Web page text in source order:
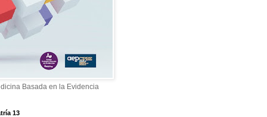
Basada en la Evidencia
13